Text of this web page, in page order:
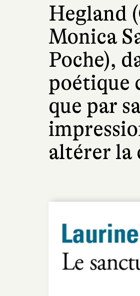
Hegland
Monica
Poche),
poétique
que par
altérer la